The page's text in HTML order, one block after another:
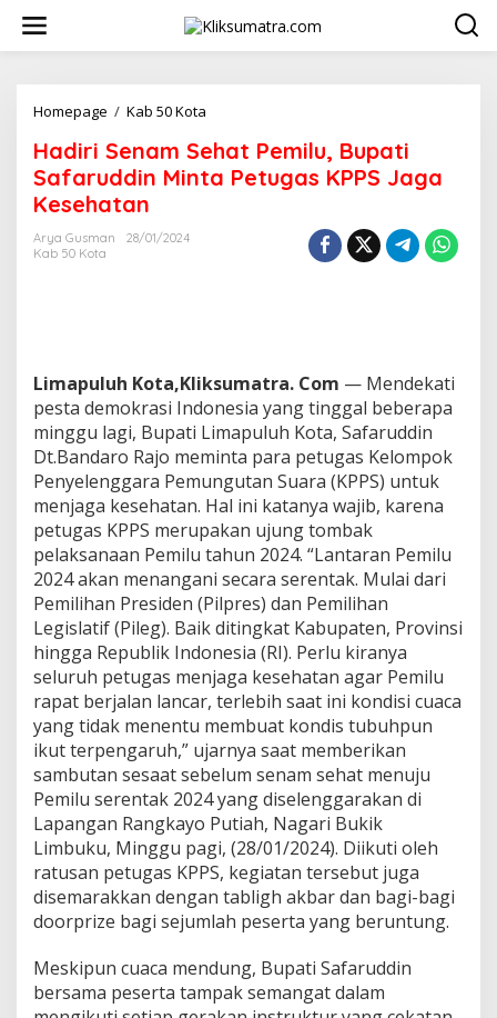
w
Homepage / Kab 50 Kota
d
i
r
a
t
P
e
i
l
u
,
B
u
p
a
t
i
S
a
f
a
r
u
d
d
i
n
M
n
a
P
e
Hadiri Senam Sehat Pemilu, Bupati
Safaruddin Minta Petugas KPPS Jaga
Kesehatan
Arya Gusman
28/01/2024
Kab 50 Kota
Limapuluh Kota,Kliksumatra. Com — Mendekati
pesta demokrasi Indonesia yang tinggal beberapa
minggu lagi, Bupati Limapuluh Kota, Safaruddin
Dt.Bandaro Rajo meminta para petugas Kelompok
Penyelenggara Pemungutan Suara (KPPS) untuk
menjaga kesehatan. Hal ini katanya wajib, karena
petugas KPPS merupakan ujung tombak
pelaksanaan Pemilu tahun 2024. “Lantaran Pemilu
2024 akan menangani secara serentak. Mulai dari
Pemilihan Presiden (Pilpres) dan Pemilihan
Legislatif (Pileg). Baik ditingkat Kabupaten, Provinsi
hingga Republik Indonesia (RI). Perlu kiranya
seluruh petugas menjaga kesehatan agar Pemilu
rapat berjalan lancar, terlebih saat ini kondisi cuaca
yang tidak menentu membuat kondis tubuhpun
ikut terpengaruh,” ujarnya saat memberikan
sambutan sesaat sebelum senam sehat menuju
Pemilu serentak 2024 yang diselenggarakan di
Lapangan Rangkayo Putiah, Nagari Bukik
Limbuku, Minggu pagi, (28/01/2024). Diikuti oleh
ratusan petugas KPPS, kegiatan tersebut juga
disemarakkan dengan tabligh akbar dan bagi-bagi
doorprize bagi sejumlah peserta yang beruntung.
Meskipun cuaca mendung, Bupati Safaruddin
bersama peserta tampak semangat dalam